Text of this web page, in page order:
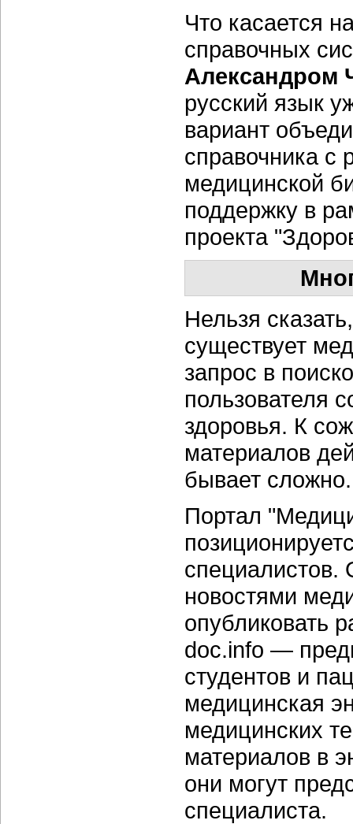
Что касается
справочных
Александром
русский язык
вариант
справочника с
медицинской
поддержку в
проекта
Нельзя
существует
запрос в
пользователя
здоровья. К
материалов
бывает сложно.
Портал
специалистов.
новостями
опубликовать
doc.info —
студентов и
медицинская
медицинских
материалов в
они могут
специалиста.